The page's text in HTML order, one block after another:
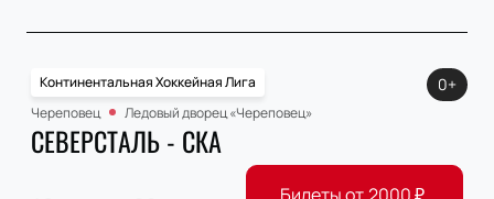
Континентальная Хоккейная Лига
Череповец
Ледовый дворец «Череповец»
СЕВЕРСТАЛЬ - СКА
0+